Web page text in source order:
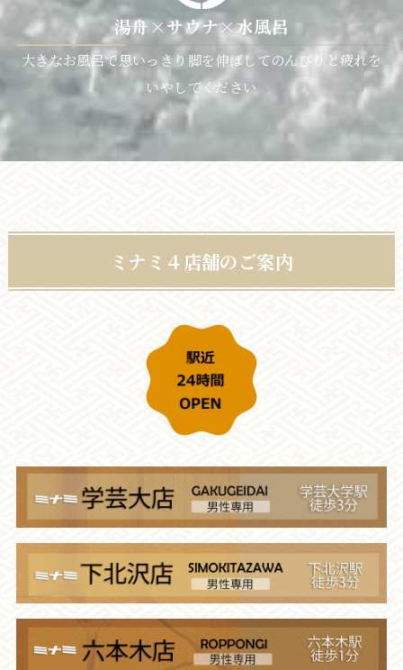
湯舟×サウナ×水風呂
大きなお風呂で思いっきり脚を伸ばしてのんびりと疲れを
いやしてください
ミナミ４店舗のご案内